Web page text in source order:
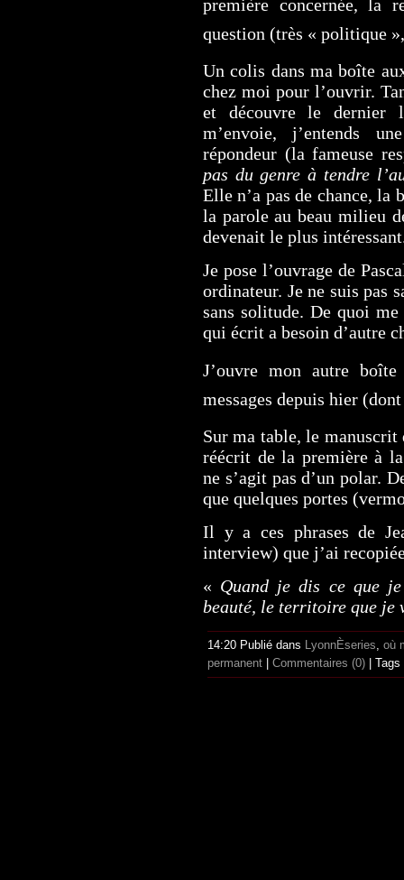
première concernée, la
question (très « politique
Un colis dans ma boîte
chez moi pour l’ouvrir.
et découvre le
m’envoie, j’entends
répondeur (la fameuse
pas du genre à tendre
Elle n’a pas de chance, la
la parole au beau milieu
devenait le plus
Je pose l’ouvrage de
ordinateur. Je ne suis pas
sans solitude. De quoi
qui écrit a besoin d’autre
J’ouvre mon autre
messages depuis hier
Sur ma table, le manuscrit
réécrit de la première à
ne s’agit pas d’un polar.
que quelques portes
Il y a ces phrases de
interview) que j’ai
« Quand je dis ce que
beauté, le territoire que je
14:20 Publié dans LyonnÈseries où
permanent
Commentaires (0) |